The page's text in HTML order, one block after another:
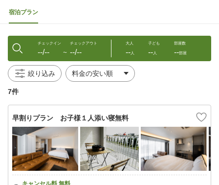
宿泊プラン
チェックイン
--/-- 〜
チェックアウト
--/--
大人
--人
子ども
--人
部屋数
--部屋
絞り込み
7件
早割りプラン お子様１人添い寝無料